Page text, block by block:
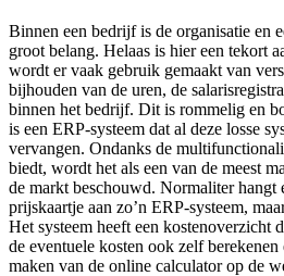
Binnen een bedrijf is de organisatie en
groot belang. Helaas is hier een tekort
wordt er vaak gebruik gemaakt van
bijhouden van de uren, de
binnen het bedrijf. Dit is rommelig en
is een ERP-systeem dat al deze losse
vervangen. Ondanks de
biedt, wordt het als een van de meest
de markt beschouwd. Normaliter hangt
prijskaartje aan zo’n ERP-systeem,
Het systeem heeft een kostenoverzicht
de eventuele kosten ook zelf
maken van de online calculator op de